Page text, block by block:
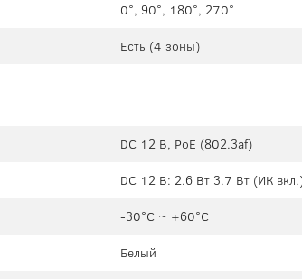
0°, 90°, 180°, 270°
Есть (4 зоны)
DC 12 В, PoE (802.3af)
DC 12 В: 2.6 Вт 3.7 Вт (ИК
-30°C ~ +60°C
Белый